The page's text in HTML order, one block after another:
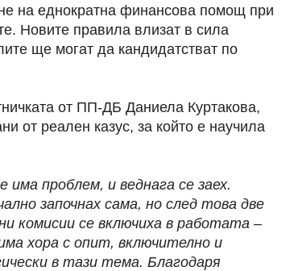
на еднократна финансова помощ при
Новите правила влизат в сила
ще могат да кандидатстват по
от ПП-ДБ Даниела Куртакова,
от реален казус, за който е научила
има проблем, и веднага се заех.
започнах сама, но след това две
комисии се включиха в работата –
хора с опит, включително и
в тази тема. Благодаря